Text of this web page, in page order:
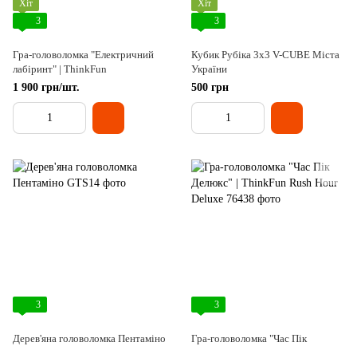
Хіт
3
Гра-головоломка "Електричний
лабіринт" | ThinkFun
1 900 грн/шт.
Хіт
3
Кубик Рубіка 3х3 V-CUBE Міста
України
500 грн
3
Дерев'яна головоломка Пентаміно
3
Гра-головоломка "Час Пік